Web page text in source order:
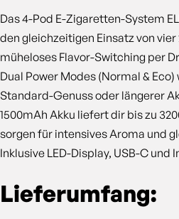
Das 4-Pod E-Zigaretten-System
den gleichzeitigen Einsatz von
müheloses Flavor-Switching per
Dual Power Modes (Normal &
Standard-Genuss oder längerer
1500mAh Akku liefert dir bis zu
sorgen für intensives Aroma und
Inklusive LED-Display, USB-C und
Lieferumfang: